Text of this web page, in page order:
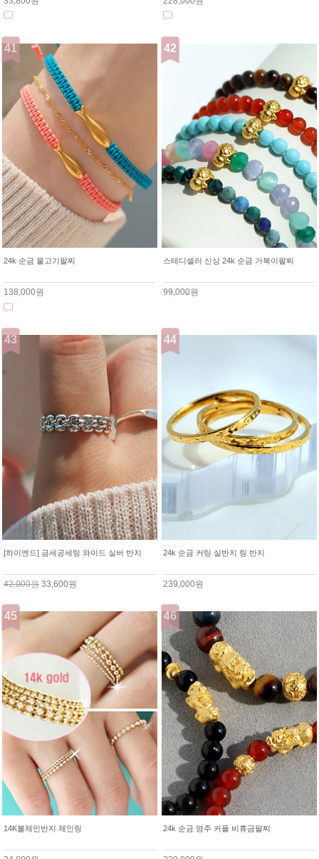
24k 순금 물고기팔찌
138,000원
스테디셀러 신상 24k 순금 거북이팔찌
99,000원
[하이엔드] 금세공세팅 와이드 실버 반지
42,000원 33,600원
24k 순금 커팅 실반지 링 반지
239,000원
14K볼체인반지 체인링 24k 순금 염주 커플 비휴금팔찌